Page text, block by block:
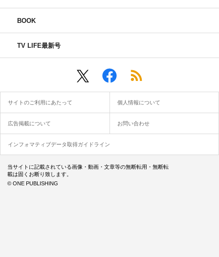
BOOK
TV LIFE最新号
サイトのご利用にあたって 個人情報について
広告掲載について お問い合わせ
インフォマティブデータ取得ガイドライン
当サイトに記載されている画像・動画・文章等の無断転用・無断転
載は固くお断り致します。
© ONE PUBLISHING